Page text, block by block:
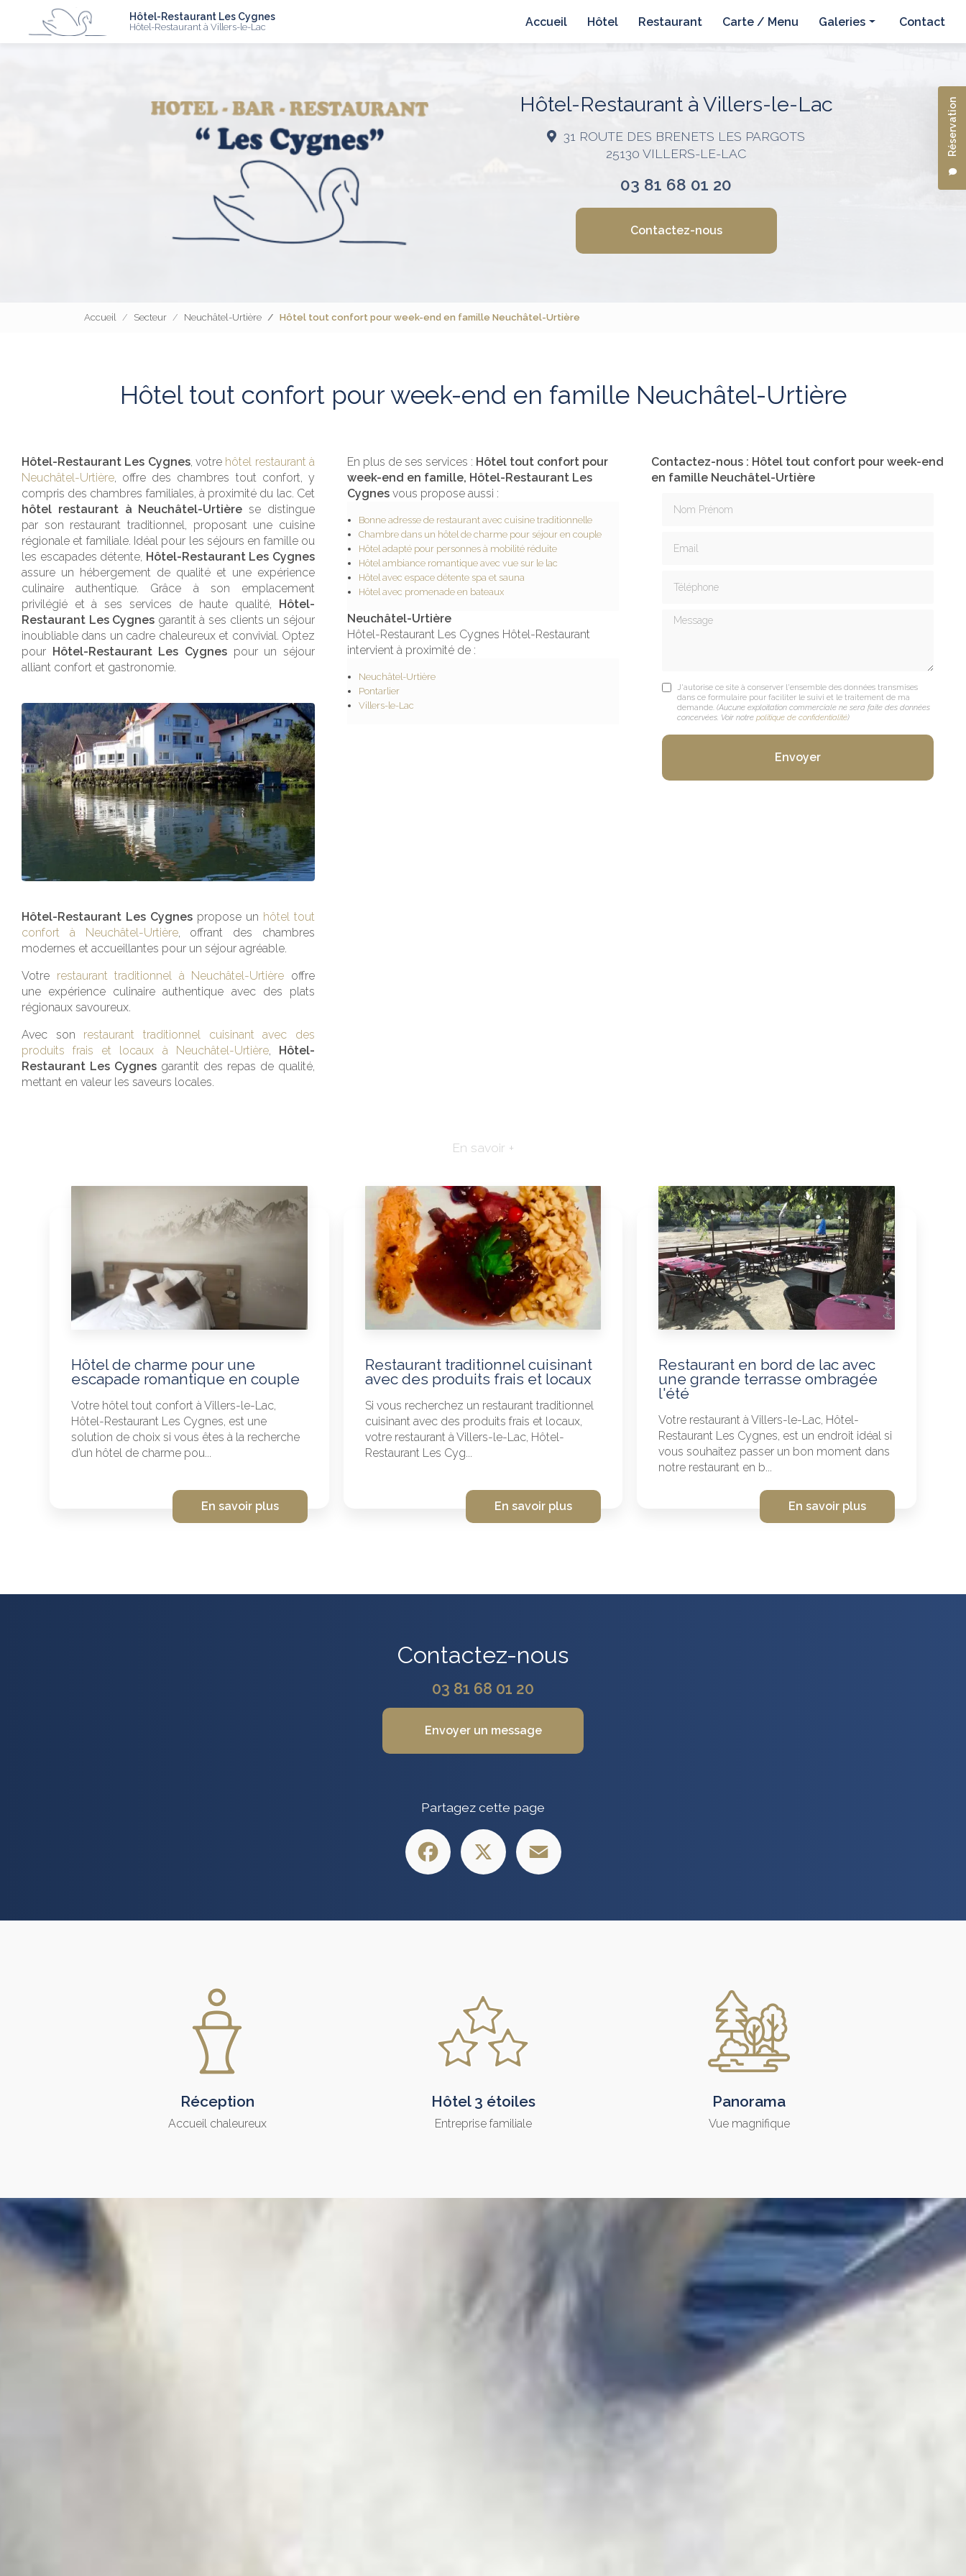
contenu
Hôtel-Restaurant Les Cygnes
Hôtel-Restaurant à Villers-le-Lac
Réservation
Accueil
Hôtel Restaurant Carte / Menu Galeries Contact
Hôtel-Restaurant à Villers-le-Lac
31 ROUTE DES BRENETS LES PARGOTS
25130 VILLERS-LE-LAC
03 81 68 01 20
Contactez-nous
Accueil Secteur Neuchâtel-Urtière Hôtel tout confort pour week-end en famille Neuchâtel-Urtière
Hôtel tout confort pour week-end en famille Neuchâtel-Urtière
Hôtel-Restaurant Les Cygnes, votre hôtel restaurant à
Neuchâtel-Urtière, offre des chambres tout confort, y
compris des chambres familiales, à proximité du lac. Cet
hôtel restaurant à Neuchâtel-Urtièrese distingue
par son restaurant traditionnel, proposant une cuisine
régionale et familiale. Idéal pour les séjours en famille ou
les escapades détente, Hôtel-Restaurant Les Cygnes
assure un hébergement de qualité et une expérience
culinaire authentique. Grâce à son emplacement
privilégié et à ses services de haute qualité, Hôtel-
Restaurant Les Cygnes garantit à ses clients un séjour
inoubliable dans un cadre chaleureux et convivial. Optez
pour Hôtel-Restaurant Les Cygnes pour un séjour
alliant confort et gastronomie.
Hôtel-Restaurant Les Cygnes propose un hôtel tout
confort à Neuchâtel-Urtière, offrant des chambres
modernes et accueillantes pour un séjour agréable.
Votre restaurant traditionnel à Neuchâtel-Urtière offre
une expérience culinaire authentique avec des plats
régionaux savoureux.
Avec son restaurant traditionnel cuisinant avec des
produits frais et locaux à Neuchâtel-Urtière, Hôtel-
Restaurant Les Cygnes garantit des repas de qualité,
mettant en valeur les saveurs locales.
En plus de ses services : Hôtel tout confort pour
week-end en famille, Hôtel-Restaurant Les
Cygnesvous propose aussi :
Bonne adresse de restaurant avec cuisine traditionnelle
Chambre dans un hôtel de charme pour séjour en couple
Hôtel adapté pour personnes à mobilité réduite
Hôtel ambiance romantique avec vue sur le lac
Hôtel avec espace détente spa et sauna
Hôtel avec promenade en bateaux
Neuchâtel-Urtière
Hôtel-Restaurant Les Cygnes Hôtel-Restaurant
intervient à proximité de :
Neuchâtel-Urtière
Pontarlier
Villers-le-Lac
Contactez-nous : Hôtel tout confort pour week-end
en famille Neuchâtel-Urtière
Message
J'autorise ce site à conserver l'ensemble des données transmises
dans ce formulaire pour faciliter le suivi et le traitement de ma
demande. (Aucune exploitation commerciale ne sera faite des données
concervées. Voir notre politique de confidentialité)
En savoir +
Hôtel de charme pour une
escapade romantique en couple
Votre hôtel tout confort à Villers-le-Lac,
Hôtel-Restaurant Les Cygnes, est une
solution de choix si vous êtes à la recherche
d’un hôtel de charme pou...
En savoir plus
Restaurant traditionnel cuisinant
avec des produits frais et locaux
Si vous recherchez un restaurant traditionnel
cuisinant avec des produits frais et locaux,
votre restaurant à Villers-le-Lac, Hôtel-
Restaurant Les Cyg...
En savoir plus
Restaurant en bord de lac avec
une grande terrasse ombragée
l'été
Votre restaurant à Villers-le-Lac, Hôtel-
Restaurant Les Cygnes, est un endroit idéal si
vous souhaitez passer un bon moment dans
notre restaurant en b...
En savoir plus
Contactez-nous
03 81 68 01 20
Envoyer un message
Partagez cette page
Facebook
Réception
Accueil chaleureux
Hôtel 3 étoiles
Entreprise familiale
Panorama
Vue magnifique